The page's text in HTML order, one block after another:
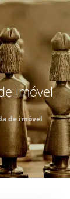
imóvel
de imóvel